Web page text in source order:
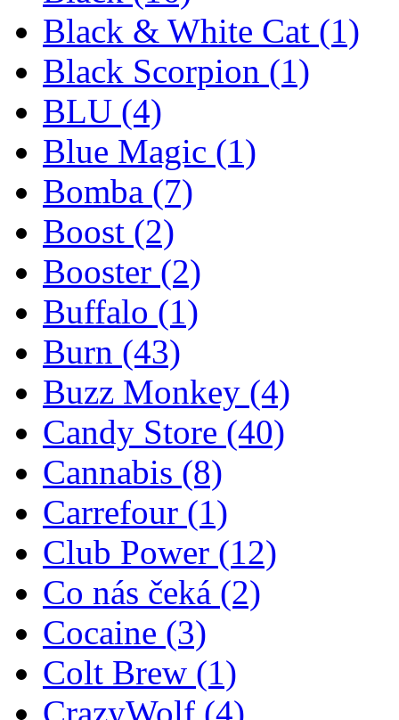
Black & White Cat (1)
Black Scorpion (1)
BLU (4)
Blue Magic (1)
Bomba (7)
Boost (2)
Booster (2)
Buffalo (1)
Burn (43)
Buzz Monkey (4)
Candy Store (40)
Cannabis (8)
Carrefour (1)
Club Power (12)
Co nás čeká (2)
Cocaine (3)
Colt Brew (1)
CrazyWolf (4)